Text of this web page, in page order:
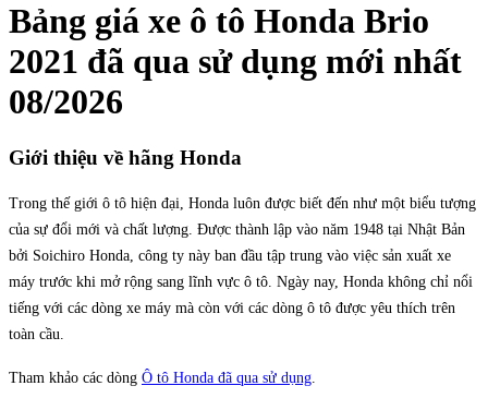
Bảng giá xe ô tô Honda Brio
2021 đã qua sử dụng mới nhất
08/2026
Giới thiệu về hãng Honda
Trong thế giới ô tô hiện đại, Honda luôn được biết đến như một biểu tượng
của sự đổi mới và chất lượng. Được thành lập vào năm 1948 tại Nhật Bản
bởi Soichiro Honda, công ty này ban đầu tập trung vào việc sản xuất xe
máy trước khi mở rộng sang lĩnh vực ô tô. Ngày nay, Honda không chỉ nổi
tiếng với các dòng xe máy mà còn với các dòng ô tô được yêu thích trên
toàn cầu.
Tham khảo các dòng Ô tô Honda đã qua sử dụng